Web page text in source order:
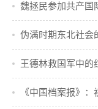
伪满时期东北社会
王德林救国军中的